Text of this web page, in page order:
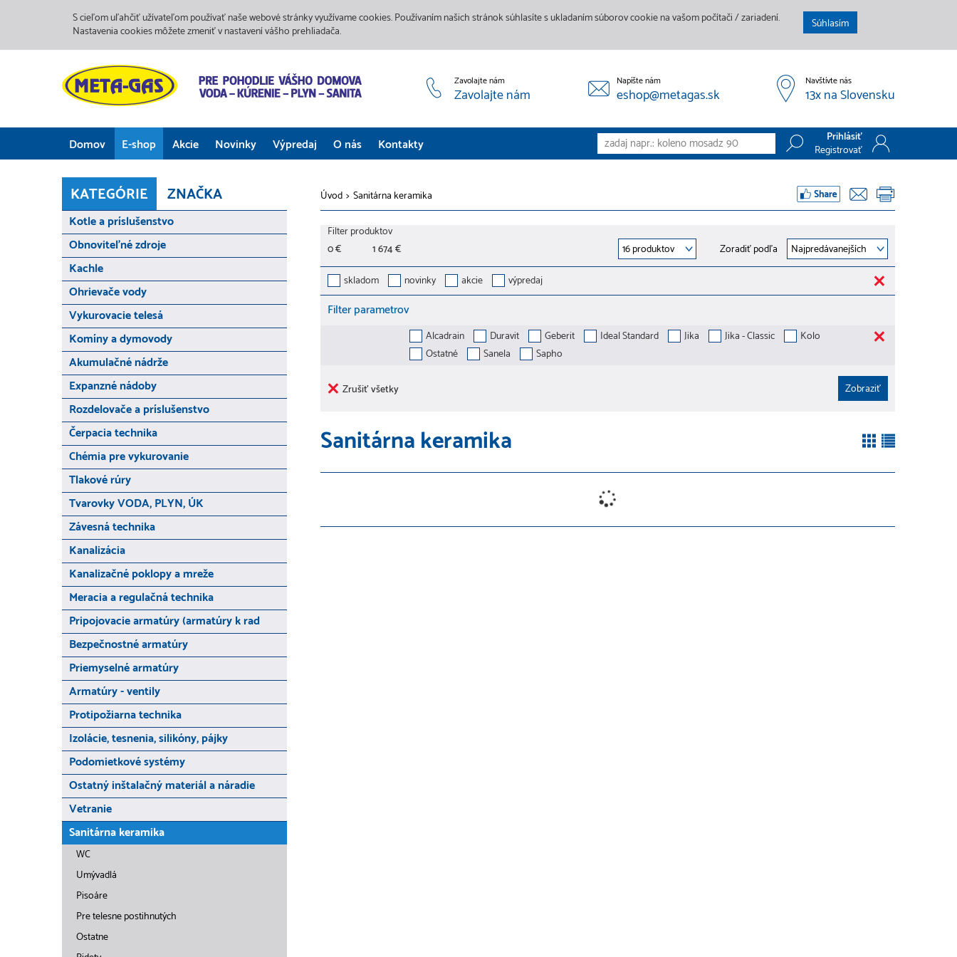
S cieľom uľahčiť užívateľom používať naše webové stránky využívame cookies. Používaním našich stránok súhlasíte s ukladaním súborov cookie na vašom počítači / zariadení.
Nastavenia cookies môžete zmeniť v nastavení vášho prehliadača.
Súhlasím
Zavolajte nám
Zavolajte nám
Napíšte nám
eshop@metagas.sk
Navštívte nás
13x na Slovensku
Domov E-shop Akcie Novinky Výpredaj O nás
Služby
Predajne
Galéria
Kontakty
Prihlásiť
Registrovať
Registrovať
KATEGÓRIE ZNAČKA
Kotle a príslušenstvo
Obnoviteľné zdroje
Kachle
Ohrievače vody
Vykurovacie telesá
Komíny a dymovody
Akumulačné nádrže
Expanzné nádoby
Rozdelovače a príslušenstvo
Čerpacia technika
Chémia pre vykurovanie
Tlakové rúry
Tvarovky VODA, PLYN, ÚK
Závesná technika
Kanalizácia
Kanalizačné poklopy a mreže
Meracia a regulačná technika
Pripojovacie armatúry (armatúry k rad
Bezpečnostné armatúry
Priemyselné armatúry
Armatúry - ventily
Protipožiarna technika
Izolácie, tesnenia, silikóny, pájky
Podomietkové systémy
Ostatný inštalačný materiál a náradie
Vetranie
Sanitárna keramika
WC
Umývadlá
Pisoáre
Pre telesne postihnutých
Ostatne
Úvod > Sanitárna keramika
Filter produktov
0 €
1 674 €
Zoradiť podľa
skladom
novinky akcie výpredaj
Filter parametrov
Alcadrain Duravit Geberit Ideal Standard Jika Jika - Classic
Kolo
Ostatné
Sanela Sapho
Zrušiť všetky
Sanitárna keramika